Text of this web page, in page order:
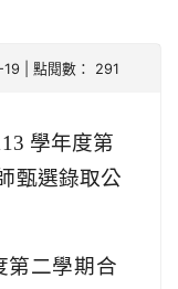
| 點閱數： 291
學年度第
甄選錄取公
第二學期合